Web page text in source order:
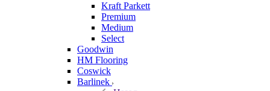
Kraft Parkett
Premium
Medium
Select
Goodwin
HM Flooring
Coswick
Barlinek